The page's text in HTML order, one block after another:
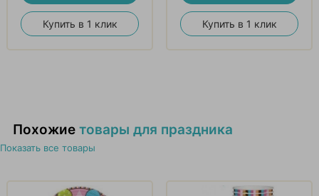
Купить в 1 клик Купить в 1 клик
Похожие товары для праздника
Показать все товары